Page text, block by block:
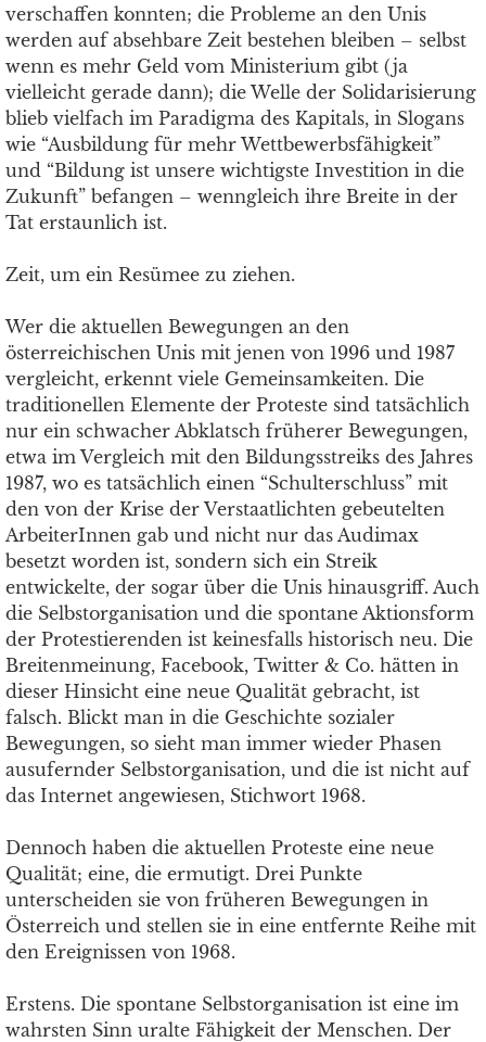
verschaffen konnten; die Probleme an den Unis
werden auf absehbare Zeit bestehen bleiben – selbst
wenn es mehr Geld vom Ministerium gibt (ja
vielleicht gerade dann); die Welle der Solidarisierung
blieb vielfach im Paradigma des Kapitals, in Slogans
wie “Ausbildung für mehr Wettbewerbsfähigkeit”
und “Bildung ist unsere wichtigste Investition in die
Zukunft” befangen – wenngleich ihre Breite in der
Tat erstaunlich ist.
Zeit, um ein Resümee zu ziehen.
Wer die aktuellen Bewegungen an den
österreichischen Unis mit jenen von 1996 und 1987
vergleicht, erkennt viele Gemeinsamkeiten. Die
traditionellen Elemente der Proteste sind tatsächlich
nur ein schwacher Abklatsch früherer Bewegungen,
etwa im Vergleich mit den Bildungsstreiks des Jahres
1987, wo es tatsächlich einen “Schulterschluss” mit
den von der Krise der Verstaatlichten gebeutelten
ArbeiterInnen gab und nicht nur das Audimax
besetzt worden ist, sondern sich ein Streik
entwickelte, der sogar über die Unis hinausgriff. Auch
die Selbstorganisation und die spontane Aktionsform
der Protestierenden ist keinesfalls historisch neu. Die
Breitenmeinung, Facebook, Twitter & Co. hätten in
dieser Hinsicht eine neue Qualität gebracht, ist
falsch. Blickt man in die Geschichte sozialer
Bewegungen, so sieht man immer wieder Phasen
ausufernder Selbstorganisation, und die ist nicht auf
das Internet angewiesen, Stichwort 1968.
Dennoch haben die aktuellen Proteste eine neue
Qualität; eine, die ermutigt. Drei Punkte
unterscheiden sie von früheren Bewegungen in
Österreich und stellen sie in eine entfernte Reihe mit
den Ereignissen von 1968.
Erstens. Die spontane Selbstorganisation ist eine im
wahrsten Sinn uralte Fähigkeit der Menschen. Der